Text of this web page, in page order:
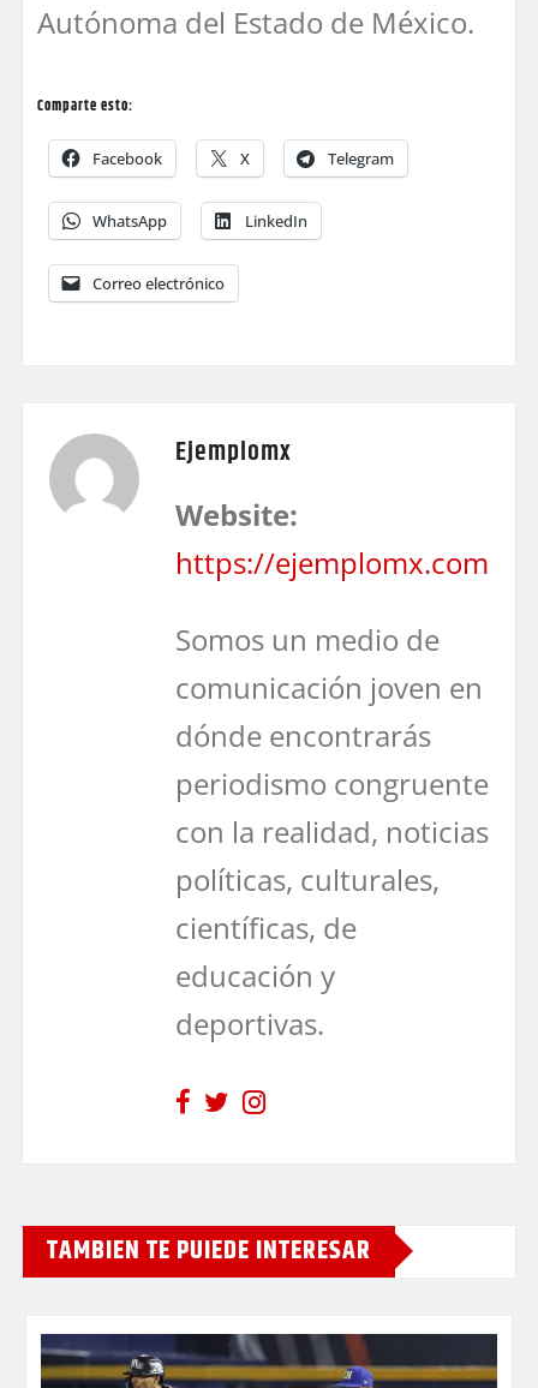
Autónoma del Estado de México.
Comparte esto:
Facebook X Telegram
WhatsApp LinkedIn
Correo electrónico
Ejemplomx
Website:
https://ejemplomx.com
Somos un medio de
comunicación joven en
dónde encontrarás
periodismo congruente
con la realidad, noticias
políticas, culturales,
científicas, de
educación y
deportivas.
TAMBIEN TE PUIEDE INTERESAR